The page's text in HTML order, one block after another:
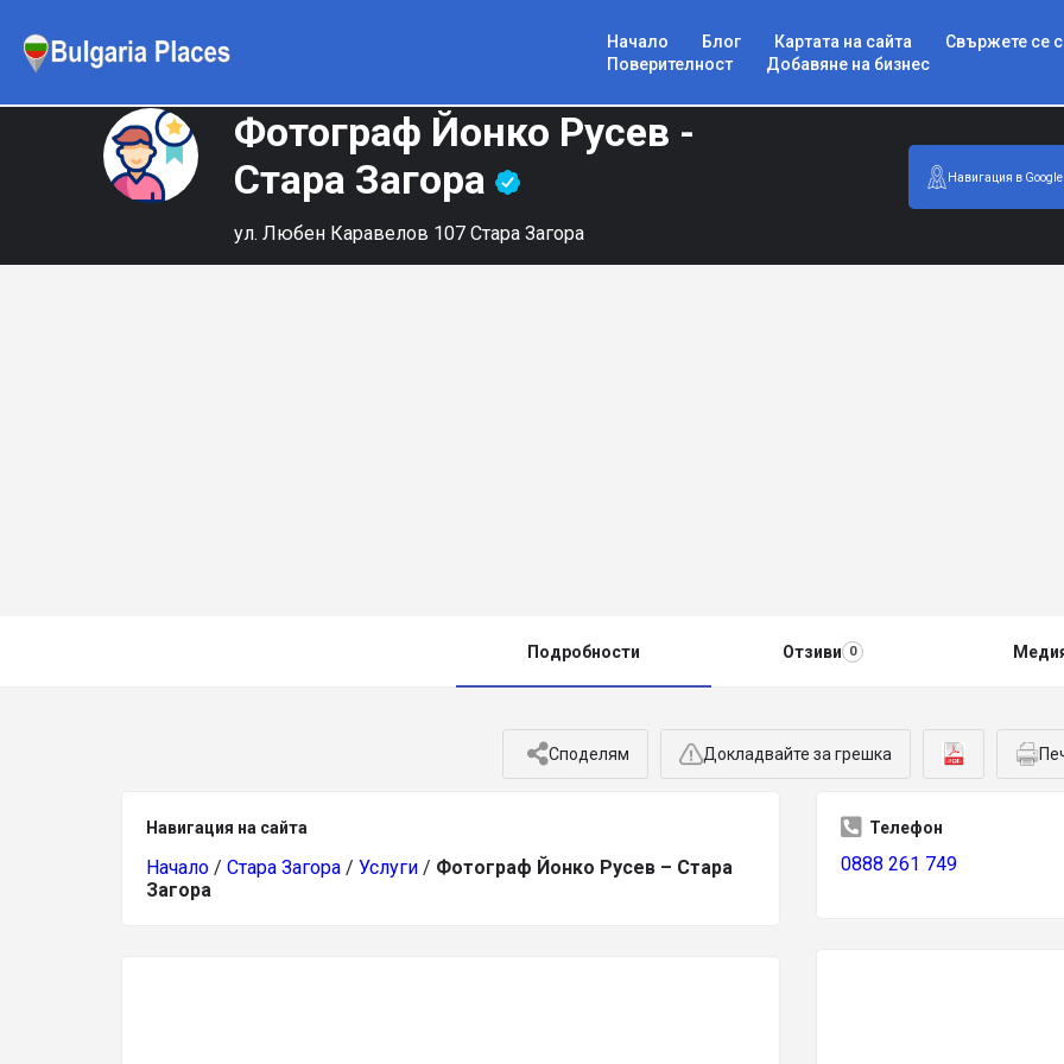
Начало Блог Картата на сайта
Свържете се
Поверителност
Добавяне на бизнес
Фотограф Йонко Русев -
Стара Загора
ул. Любен Каравелов 107 Стара Загора
Навигация в Google
Подробности Отзиви 0
Споделям Докладвайте за грешка
Навигация на сайта
Начало / Стара Загора / Услуги / Фотограф Йонко Русев – Стара
Загора
Телефон
0888 261 749